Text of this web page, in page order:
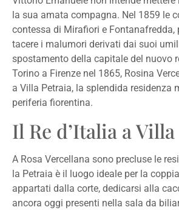
la sua amata compagna. Nel 1859 le
contessa di Mirafiori e Fontanafredda,
tacere i malumori derivati dai suoi
spostamento della capitale del nuovo
Torino a Firenze nel 1865, Rosina
a Villa Petraia, la splendida residenza
periferia fiorentina.
Il Re d’Italia a
A Rosa Vercellana sono precluse le
la Petraia è il luogo ideale per la
appartati dalla corte, dedicarsi alla
ancora oggi presenti nella sala da